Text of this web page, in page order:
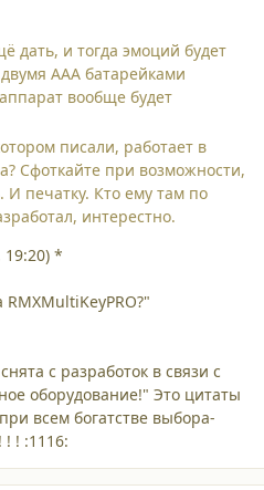
дать, и тогда эмоций будет
ААА батарейками
вообще будет
писали, работает в
Сфоткайте при возможности,
И печатку. Кто ему там по
интерестно.
19:20) *
с разработок в связи с
оборудование!" Это цитаты
всем богатстве выбора-
! ! :1116: